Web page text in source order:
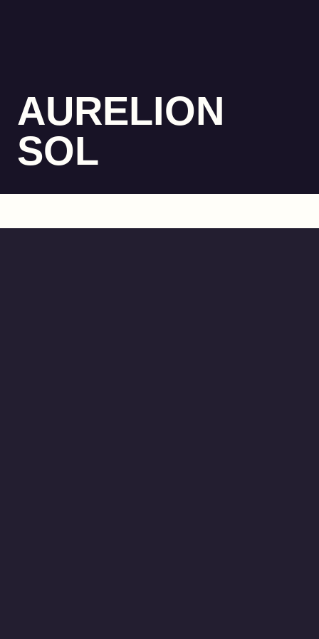
AURELION
SOL